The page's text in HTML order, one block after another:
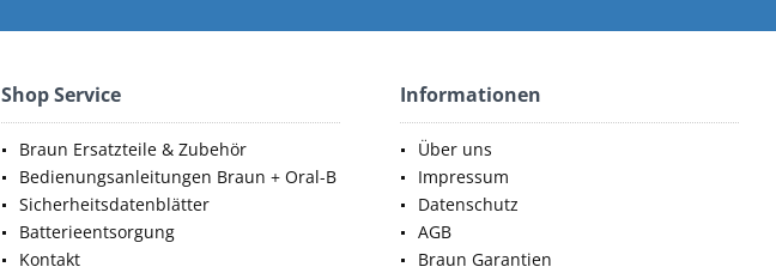
Shop Service
Braun Ersatzteile & Zubehör
Bedienungsanleitungen Braun + Oral-B
Sicherheitsdatenblätter
Batterieentsorgung
Kontakt
Informationen
Über uns
Impressum
Datenschutz
AGB
Braun Garantien